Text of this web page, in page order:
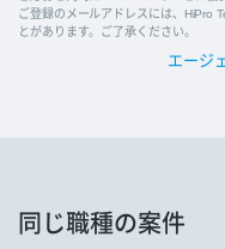
ご登録のメールアドレスには、HiPro
とがあります。ご了承ください。
エージ
同じ職種の案件